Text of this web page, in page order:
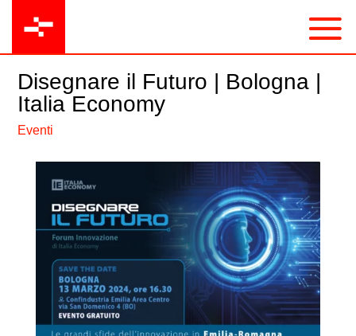
Disegnare il Futuro | Bologna |
Italia Economy
Eventi